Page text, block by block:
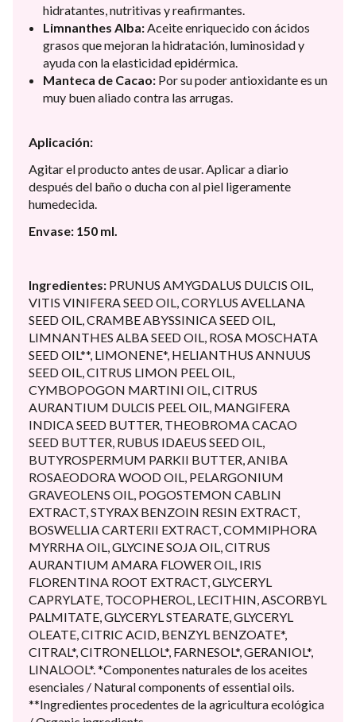
hidratantes, nutritivas y reafirmantes.
Limnanthes Alba: Aceite enriquecido con ácidos
grasos que mejoran la hidratación, luminosidad y
ayuda con la elasticidad epidérmica.
Manteca de Cacao: Por su poder antioxidante es un
muy buen aliado contra las arrugas.
Aplicación:
Agitar el producto antes de usar. Aplicar a diario
después del baño o ducha con al piel ligeramente
humedecida.
Envase: 150 ml.
Ingredientes: PRUNUS AMYGDALUS DULCIS OIL,
VITIS VINIFERA SEED OIL, CORYLUS AVELLANA
SEED OIL, CRAMBE ABYSSINICA SEED OIL,
LIMNANTHES ALBA SEED OIL, ROSA MOSCHATA
SEED OIL**, LIMONENE*, HELIANTHUS ANNUUS
SEED OIL, CITRUS LIMON PEEL OIL,
CYMBOPOGON MARTINI OIL, CITRUS
AURANTIUM DULCIS PEEL OIL, MANGIFERA
INDICA SEED BUTTER, THEOBROMA CACAO
SEED BUTTER, RUBUS IDAEUS SEED OIL,
BUTYROSPERMUM PARKII BUTTER, ANIBA
ROSAEODORA WOOD OIL, PELARGONIUM
GRAVEOLENS OIL, POGOSTEMON CABLIN
EXTRACT, STYRAX BENZOIN RESIN EXTRACT,
BOSWELLIA CARTERII EXTRACT, COMMIPHORA
MYRRHA OIL, GLYCINE SOJA OIL, CITRUS
AURANTIUM AMARA FLOWER OIL, IRIS
FLORENTINA ROOT EXTRACT, GLYCERYL
CAPRYLATE, TOCOPHEROL, LECITHIN, ASCORBYL
PALMITATE, GLYCERYL STEARATE, GLYCERYL
OLEATE, CITRIC ACID, BENZYL BENZOATE*,
CITRAL*, CITRONELLOL*, FARNESOL*, GERANIOL*,
LINALOOL*. *Componentes naturales de los aceites
esenciales / Natural components of essential oils.
**Ingredientes procedentes de la agricultura ecológica